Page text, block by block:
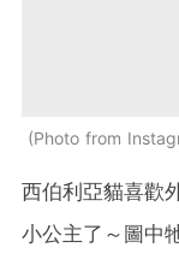
Photo from
西伯利亞貓喜歡
小公主了～圖中